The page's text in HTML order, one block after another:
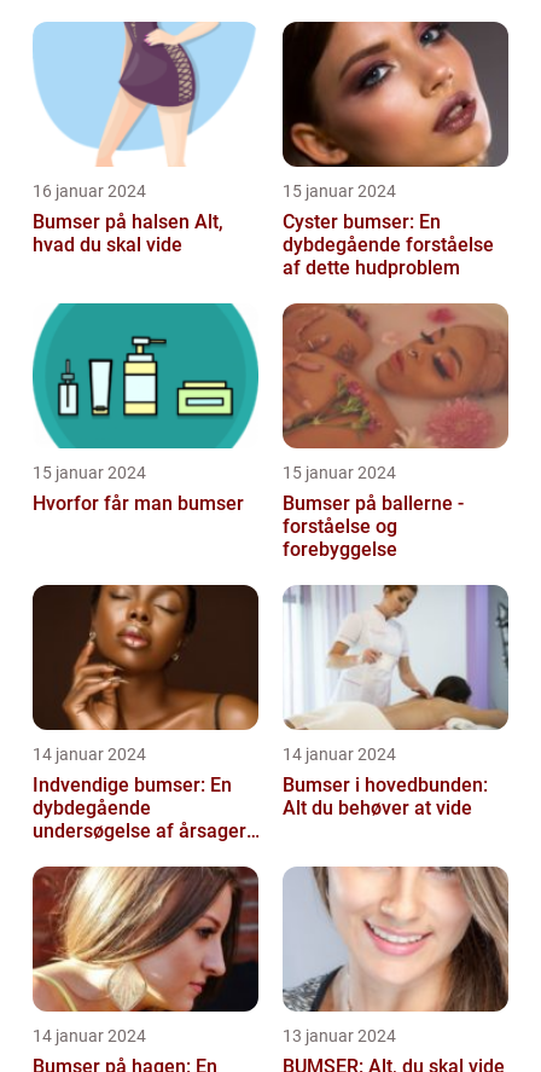
BEHANDLING]
Forebyggelse
16 januar 2024
Bumser på halsen Alt,
hvad du skal vide
15 januar 2024
Cyster bumser: En
dybdegående forståelse
af dette hudproblem
15 januar 2024
Hvorfor får man bumser
15 januar 2024
Bumser på ballerne -
forståelse og
forebyggelse
14 januar 2024
Indvendige bumser: En
dybdegående
undersøgelse af årsager,
forebyggelse
14 januar 2024
Bumser i hovedbunden:
Alt du behøver at vide
14 januar 2024
Bumser på hagen: En
13 januar 2024
BUMSER: Alt, du skal vide